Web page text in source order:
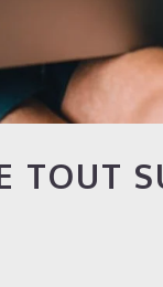
TOUT